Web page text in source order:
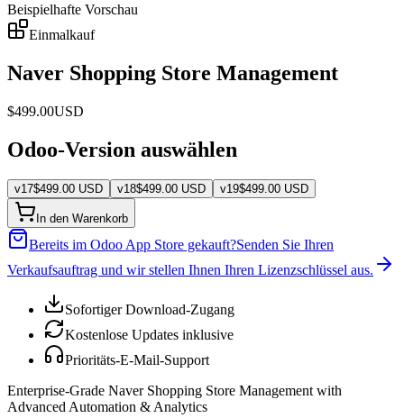
Beispielhafte Vorschau
Einmalkauf
Naver Shopping Store Management
$499.00USD
Odoo-Version auswählen
v17$499.00 USD v18$499.00 USD v19$499.00 USD
In den Warenkorb
Bereits im Odoo App Store gekauft?Senden Sie Ihren
Verkaufsauftrag und wir stellen Ihnen Ihren Lizenzschlüssel aus.
Sofortiger Download-Zugang
Kostenlose Updates inklusive
Prioritäts-E-Mail-Support
Enterprise-Grade Naver Shopping Store Management with
Advanced Automation & Analytics